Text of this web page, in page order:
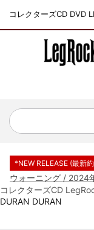
コレクターズCD DVD
ジャーニー / 1979年
*NEW RELEASE (最新
*NEW RELEASE (最新
ウォーニング / 2024
IEM+Aud！
*NEW RELEASE (最新約
コレクターズCD
DURAN DURAN